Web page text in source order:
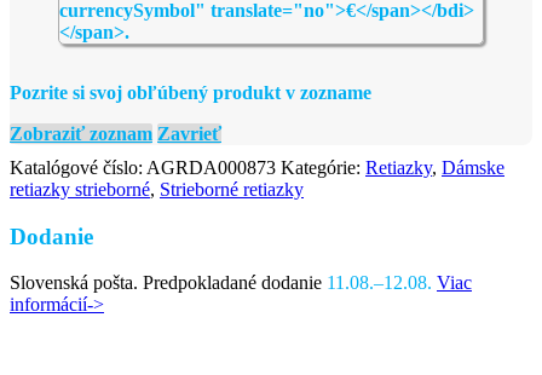
Pozrite si svoj obľúbený produkt v zozname
Zobraziť zoznam Zavrieť
Katalógové číslo: AGRDA000873 Kategórie: Retiazky, Dámske
retiazky strieborné, Strieborné retiazky
Dodanie
Slovenská pošta. Predpokladané dodanie 11.08.–12.08. Viac
informácií->